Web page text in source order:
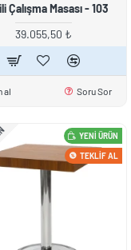
Çalışma Masası - 103
39.055,50 ₺
al Soru Sor
YENI ÜRÜN
TEKLIF AL